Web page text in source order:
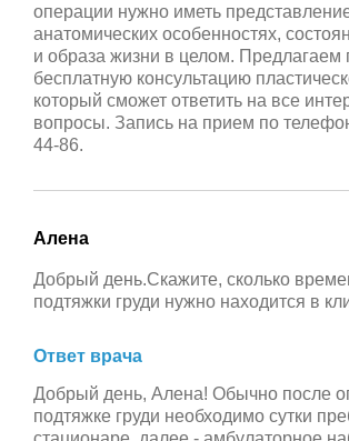
операции нужно иметь
анатомических особенностях,
и образа жизни в целом. Предлагаем
бесплатную консультацию
который сможет ответить на все
вопросы. Запись на прием по
44-86.
Алена
Добрый день.Скажите, сколько
подтяжки груди нужно находится в
Ответ врача
Добрый день, Алена! Обычно после
подтяжке груди необходимо сутки